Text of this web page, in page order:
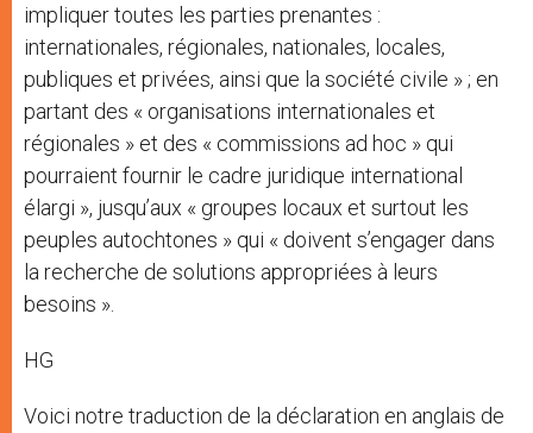
impliquer toutes les parties prenantes :
internationales, régionales, nationales, locales,
publiques et privées, ainsi que la société civile » ; en
partant des « organisations internationales et
régionales » et des « commissions ad hoc » qui
pourraient fournir le cadre juridique international
élargi », jusqu’aux « groupes locaux et surtout les
peuples autochtones » qui « doivent s’engager dans
la recherche de solutions appropriées à leurs
besoins ».
HG
Voici notre traduction de la déclaration en anglais de